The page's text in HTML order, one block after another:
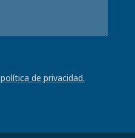
política de privacidad.